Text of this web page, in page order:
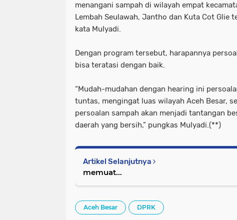
menangani sampah di wilayah empat
Lembah Seulawah, Jantho dan Kuta Cot Glie
kata Mulyadi.
Dengan program tersebut, harapannya
bisa teratasi dengan baik.
“Mudah-mudahan dengan hearing ini
tuntas, mengingat luas wilayah Aceh Besar,
persoalan sampah akan menjadi tantangan
daerah yang bersih,” pungkas Mulyadi.(**)
Artikel Selanjutnya
memuat...
Aceh Besar DPRK